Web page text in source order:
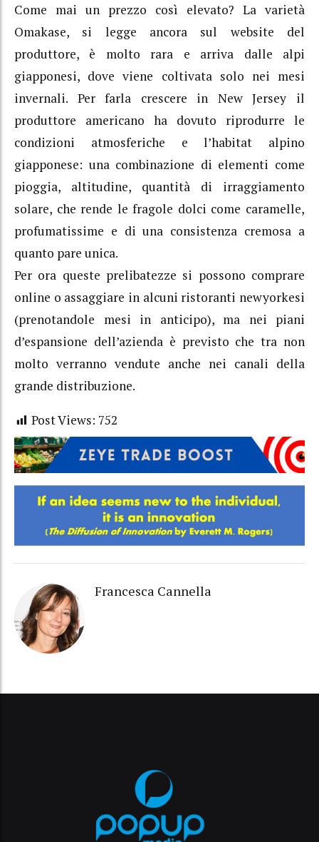
Come mai un prezzo così elevato? La varietà
Omakase, si legge ancora sul website del
produttore, è molto rara e arriva dalle alpi
giapponesi, dove viene coltivata solo nei mesi
invernali. Per farla crescere in New Jersey il
produttore americano ha dovuto riprodurre le
condizioni atmosferiche e l’habitat alpino
giapponese: una combinazione di elementi come
pioggia, altitudine, quantità di irraggiamento
solare, che rende le fragole dolci come caramelle,
profumatissime e di una consistenza cremosa a
quanto pare unica.
Per ora queste prelibatezze si possono comprare
online o assaggiare in alcuni ristoranti newyorkesi
(prenotandole mesi in anticipo), ma nei piani
d’espansione dell’azienda è previsto che tra non
molto verranno vendute anche nei canali della
grande distribuzione.
Post Views: 752
Francesca Cannella